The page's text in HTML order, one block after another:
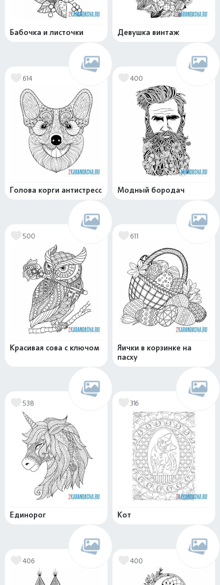
Бабочка и листочки Девушка винтаж
614
Голова корги антистресс
400
Модный бородач
500
Красивая сова с ключом
611
Яички в корзинке на
пасху
538
Единорог
316
Кот
406 400